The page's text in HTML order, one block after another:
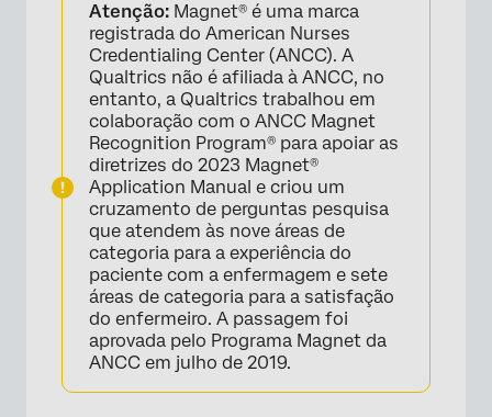
Atenção: Magnet® é uma marca
registrada do American Nurses
Credentialing Center (ANCC). A
Qualtrics não é afiliada à ANCC, no
entanto, a Qualtrics trabalhou em
colaboração com o ANCC Magnet
Recognition Program® para apoiar as
diretrizes do 2023 Magnet®
Application Manual e criou um
cruzamento de perguntas pesquisa
que atendem às nove áreas de
categoria para a experiência do
paciente com a enfermagem e sete
áreas de categoria para a satisfação
do enfermeiro. A passagem foi
aprovada pelo Programa Magnet da
ANCC em julho de 2019.